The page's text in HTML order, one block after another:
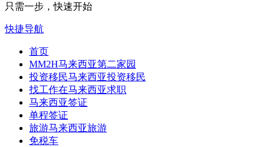
只需一步，快速开始
快捷导航
首页
MM2H马来西亚第二家园
投资移民马来西亚投资移民
找工作在马来西亚求职
马来西亚签证
单程签证
旅游马来西亚旅游
免税车